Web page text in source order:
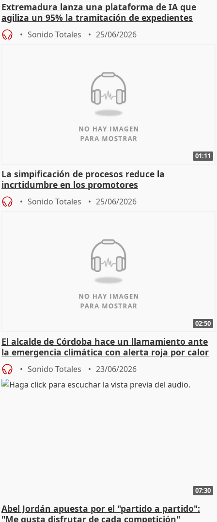
Extremadura lanza una plataforma de IA que
agiliza un 95% la tramitación de expedientes
Sonido Totales 25/06/2026
01:11
La simpificación de procesos reduce la
incrtidumbre en los promotores
Sonido Totales 25/06/2026
02:50
El alcalde de Córdoba hace un llamamiento ante
la emergencia climática con alerta roja por calor
Sonido Totales 23/06/2026
07:30
Abel Jordán apuesta por el "partido a partido":
"Me gusta disfrutar de cada competición"